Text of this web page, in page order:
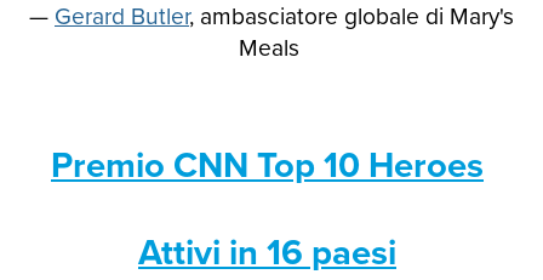
— Gerard Butler, ambasciatore globale di Mary's
Meals
Premio CNN Top 10 Heroes
Attivi in 16 paesi